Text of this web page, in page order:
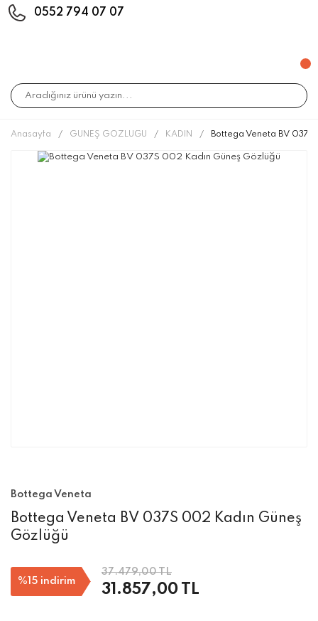
0552 794 07 07
Anasayfa GÜNEŞ GÖZLÜĞÜ KADIN Bottega Veneta BV
Bottega Veneta
Bottega Veneta BV 037S 002 Kadın Güneş
Gözlüğü
%15 indirim
37.479,00 TL
31.857,00 TL